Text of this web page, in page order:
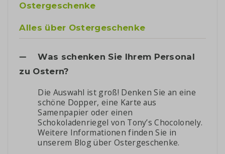
Ostergeschenke
Alles über Ostergeschenke
Was schenken Sie Ihrem Personal
zu Ostern?
Die Auswahl ist groß! Denken Sie an eine
schöne Dopper, eine Karte aus
Samenpapier oder einen
Schokoladenriegel von Tony’s Chocolonely.
Weitere Informationen finden Sie in
unserem Blog über Ostergeschenke.